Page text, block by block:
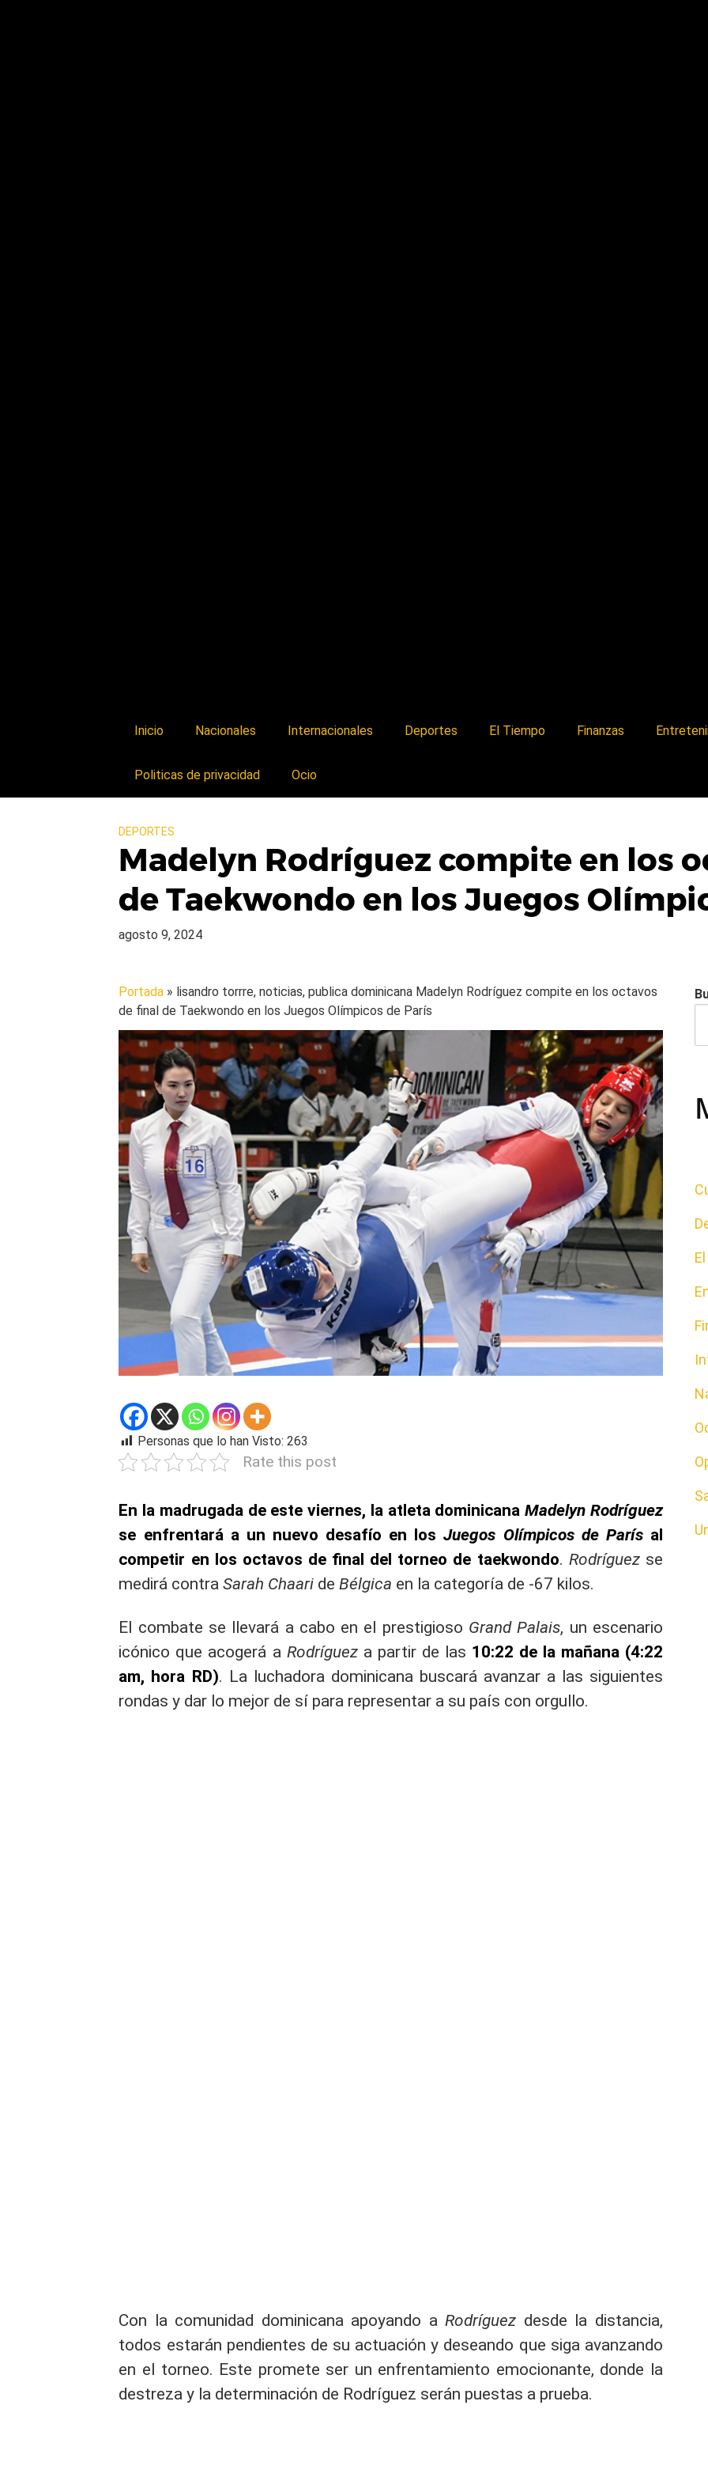
Inicio Nacionales Internacionales Deportes El Tiempo Finanzas
Politicas de privacidad Ocio
DEPORTES
Madelyn Rodríguez compite en los
de Taekwondo en los Juegos
agosto 9, 2024
Portada » lisandro torrre, noticias, publica dominicana Madelyn Rodríguez compite en los octavos
de final de Taekwondo en los Juegos Olímpicos de París
Personas que lo han Visto: 263
Rate this post
En la madrugada de este viernes, la atleta dominicanaMadelyn Rodríguez
se enfrentará a un nuevo desafío en losJuegos Olímpicos de Parísal
competir en los octavos de final del torneo de taekwondo. Rodríguezse
medirá contraSarah Chaari deBélgica en la categoría de -67 kilos.
El combate se llevará a cabo en el prestigioso Grand Palais, un escenario
icónico que acogerá a Rodrígueza partir de las 10:22 de la mañana (4:22
am, hora RD). La luchadora dominicana buscará avanzar a las siguientes
rondas y dar lo mejor de sí para representar a su país con orgullo.
Con la comunidad dominicana apoyando aRodríguez desde la distancia,
todos estarán pendientes de su actuación y deseando que siga avanzando
en el torneo. Este promete ser un enfrentamiento emocionante, donde la
destreza y la determinación de Rodríguez serán puestas a prueba.